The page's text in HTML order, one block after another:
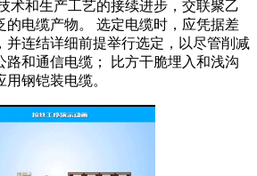
术和生产工艺的接续进步，交联聚乙
的电缆产物。 选定电缆时，应凭据差
并连结详细前提举行选定，以尽管削减
路和通信电缆； 比方干脆埋入和浅沟
钢铠装电缆。